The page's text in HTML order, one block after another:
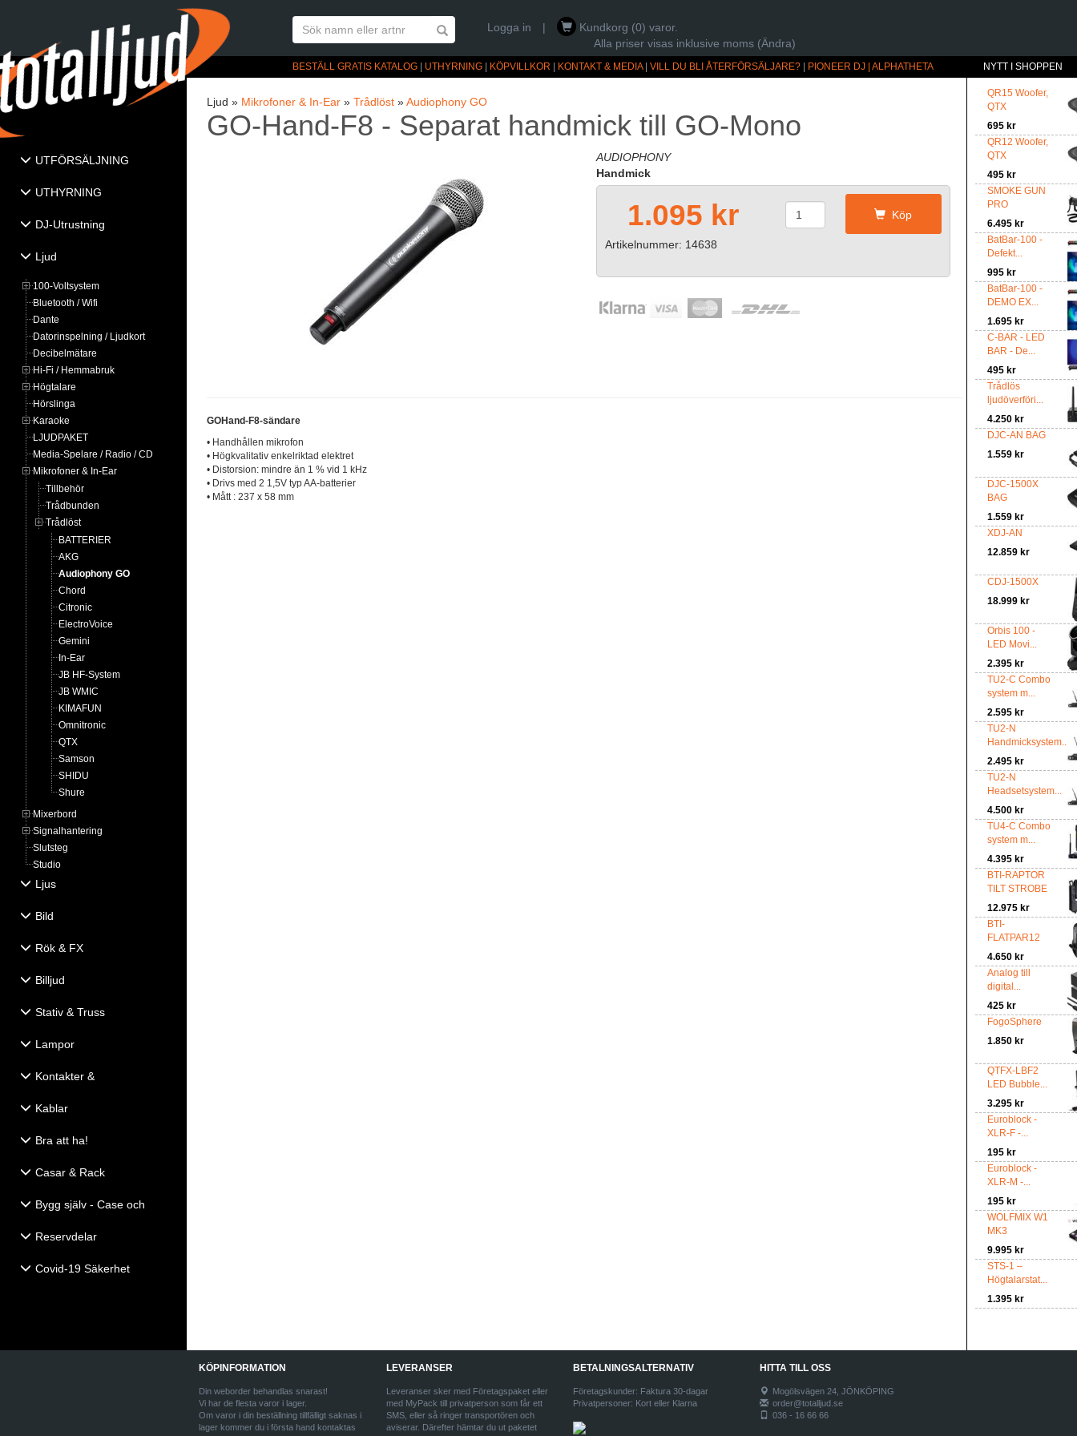
Logga in |
Kundkorg (0) varor.
Alla priser visas inklusive moms (Ändra)
BESTÄLL GRATIS KATALOG UTHYRNING KÖPVILLKOR KONTAKT & MEDIA| VILL DU BLI ÅTERFÖRSÄLJARE? PIONEER DJ | ALPHATHETA
UTFÖRSÄLJNING
UTHYRNING
DJ-Utrustning
Ljud
100-Voltsystem
Bluetooth / Wifi
Dante
Datorinspelning / Ljudkort
Decibelmätare
Hi-Fi / Hemmabruk
Högtalare
Hörslinga
Karaoke
LJUDPAKET
Media-Spelare / Radio / CD
Mikrofoner & In-Ear
Tillbehör
Trådbunden
Trådlöst
BATTERIER
AKG
Audiophony GO
Chord
Citronic
ElectroVoice
Gemini
In-Ear
JB HF-System
JB WMIC
KIMAFUN
Omnitronic
QTX
Samson
SHIDU
Shure
Mixerbord
Signalhantering
Slutsteg
Studio
Ljus
Bild
Rök & FX
Billjud
Stativ & Truss
Lampor
Kontakter &
Kablar
Bra att ha!
Casar & Rack
Bygg själv - Case och
Reservdelar
Covid-19 Säkerhet
NYTT I SHOPPEN
QR15 Woofer,
QTX
695 kr
QR12 Woofer,
QTX
495 kr
SMOKE GUN
PRO
6.495 kr
BatBar-100 -
Defekt...
995 kr
BatBar-100 -
DEMO EX...
1.695 kr
C-BAR - LED
BAR - De...
495 kr
Trådlös
ljudöverföri...
4.250 kr
DJC-AN BAG
1.559 kr
DJC-1500X
BAG
1.559 kr
XDJ-AN
12.859 kr
CDJ-1500X
18.999 kr
Orbis 100 -
LED Movi...
2.395 kr
TU2-C Combo
system m...
2.595 kr
TU2-N
Handmicksystem...
2.495 kr
TU2-N
Headsetsystem...
4.500 kr
TU4-C Combo
system m...
4.395 kr
BTI-RAPTOR
TILT STROBE
12.975 kr
BTI-
FLATPAR12
4.650 kr
Analog till
digital...
425 kr
FogoSphere
1.850 kr
QTFX-LBF2
LED Bubble...
3.295 kr
Euroblock -
XLR-F -...
195 kr
Euroblock -
XLR-M -...
195 kr
WOLFMIX W1
MK3
9.995 kr
STS-1 –
Högtalarstat...
1.395 kr
Ljud » Mikrofoner & In-Ear »Trådlöst »Audiophony GO
GO-Hand-F8 - Separat handmick till GO-Mono
AUDIOPHONY
Handmick
1.095 kr Köp
Artikelnummer: 14638
GOHand-F8-sändare
• Handhållen mikrofon
• Högkvalitativ enkelriktad elektret
• Distorsion: mindre än 1 % vid 1 kHz
• Drivs med 2 1,5V typ AA-batterier
• Mått : 237 x 58 mm
KÖPINFORMATION
Din weborder behandlas snarast!
Vi har de flesta varor i lager.
Om varor i din beställning tillfälligt saknas i
lager kommer du i första hand kontaktas
LEVERANSER
Leveranser sker med Företagspaket eller
med MyPack till privatperson som får ett
SMS, eller så ringer transportören och
aviserar. Därefter hämtar du ut paketet
BETALNINGSALTERNATIV
Företagskunder: Faktura 30-dagar
Privatpersoner: Kort eller Klarna
HITTA TILL OSS
Mogölsvägen 24, JÖNKÖPING
order@totalljud.se
036 - 16 66 66